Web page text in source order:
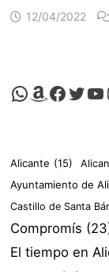
12/04/2022
Canal de Whatsapp de
Comprar en Amazon
Facebook de
TwitterCanal
Alicante (15)
Ayuntamiento de
Castillo de Santa
Compromís
El tiempo en